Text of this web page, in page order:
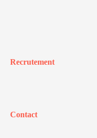
Recrutement
Contact